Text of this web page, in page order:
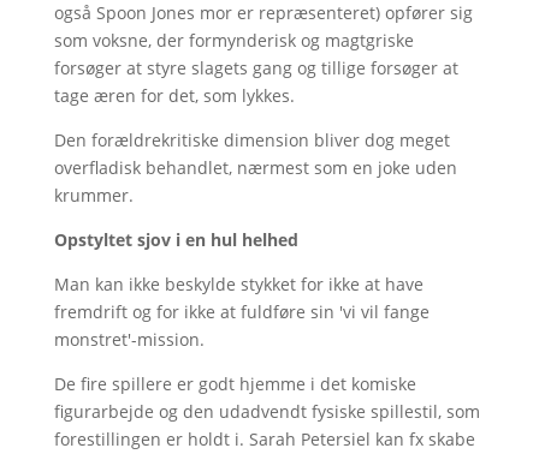
også Spoon Jones mor er repræsenteret) opfører sig
som voksne, der formynderisk og magtgriske
forsøger at styre slagets gang og tillige forsøger at
tage æren for det, som lykkes.
Den forældrekritiske dimension bliver dog meget
overfladisk behandlet, nærmest som en joke uden
krummer.
Opstyltet sjov i en hul helhed
Man kan ikke beskylde stykket for ikke at have
fremdrift og for ikke at fuldføre sin 'vi vil fange
monstret'-mission.
De fire spillere er godt hjemme i det komiske
figurarbejde og den udadvendt fysiske spillestil, som
forestillingen er holdt i. Sarah Petersiel kan fx skabe